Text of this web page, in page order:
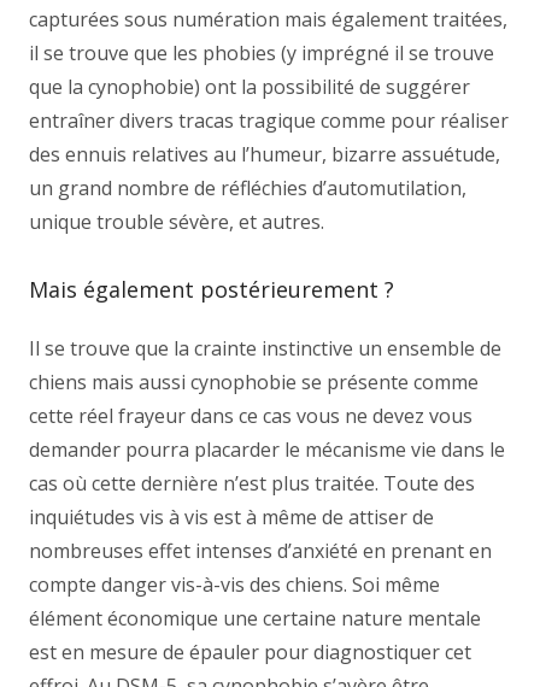
capturées sous numération mais également traitées,
il se trouve que les phobies (y imprégné il se trouve
que la cynophobie) ont la possibilité de suggérer
entraîner divers tracas tragique comme pour réaliser
des ennuis relatives au l’humeur, bizarre assuétude,
un grand nombre de réfléchies d’automutilation,
unique trouble sévère, et autres.
Mais également postérieurement ?
Il se trouve que la crainte instinctive un ensemble de
chiens mais aussi cynophobie se présente comme
cette réel frayeur dans ce cas vous ne devez vous
demander pourra placarder le mécanisme vie dans le
cas où cette dernière n’est plus traitée. Toute des
inquiétudes vis à vis est à même de attiser de
nombreuses effet intenses d’anxiété en prenant en
compte danger vis-à-vis des chiens. Soi même
élément économique une certaine nature mentale
est en mesure de épauler pour diagnostiquer cet